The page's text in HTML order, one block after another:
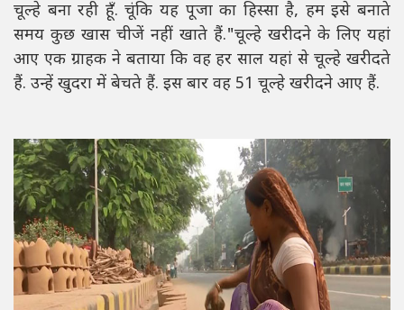
चूल्हे बना रही हूँ. चूंकि यह पूजा का हिस्सा है, हम इसे बनाते
समय कुछ खास चीजें नहीं खाते हैं."चूल्हे खरीदने के लिए यहां
आए एक ग्राहक ने बताया कि वह हर साल यहां से चूल्हे खरीदते
हैं. उन्हें खुदरा में बेचते हैं. इस बार वह 51 चूल्हे खरीदने आए हैं.